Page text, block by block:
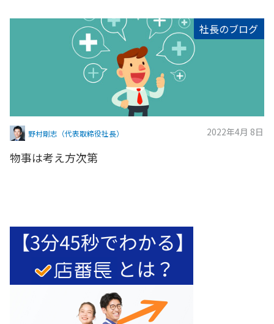
社長のブログ
野村剛志（代表取締役社長） 2022年4月 8日
物事は考え方次第